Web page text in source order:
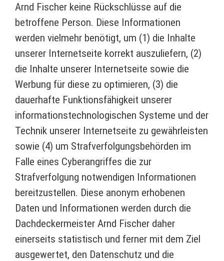
Arnd Fischer keine Rückschlüsse auf die
betroffene Person. Diese Informationen
werden vielmehr benötigt, um (1) die Inhalte
unserer Internetseite korrekt auszuliefern, (2)
die Inhalte unserer Internetseite sowie die
Werbung für diese zu optimieren, (3) die
dauerhafte Funktionsfähigkeit unserer
informationstechnologischen Systeme und der
Technik unserer Internetseite zu gewährleisten
sowie (4) um Strafverfolgungsbehörden im
Falle eines Cyberangriffes die zur
Strafverfolgung notwendigen Informationen
bereitzustellen. Diese anonym erhobenen
Daten und Informationen werden durch die
Dachdeckermeister Arnd Fischer daher
einerseits statistisch und ferner mit dem Ziel
ausgewertet, den Datenschutz und die